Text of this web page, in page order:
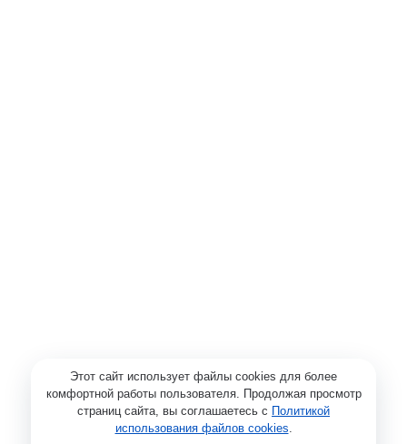
Этот сайт использует файлы cookies для более
комфортной работы пользователя. Продолжая просмотр
страниц сайта, вы соглашаетесь с Политикой
использования файлов cookies.